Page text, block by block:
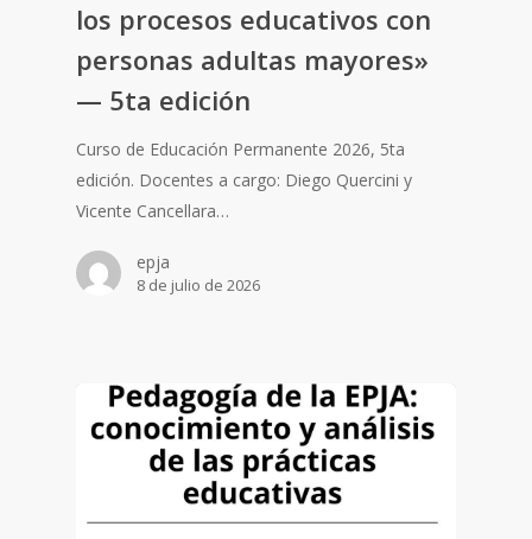
los procesos educativos con
personas adultas mayores»
— 5ta edición
Curso de Educación Permanente 2026, 5ta
edición. Docentes a cargo: Diego Quercini y
Vicente Cancellara…
epja
8 de julio de 2026